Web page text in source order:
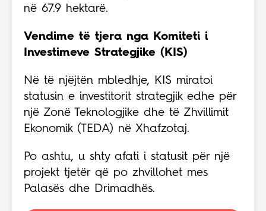
në 67.9 hektarë.
Vendime të tjera nga Komiteti i
Investimeve Strategjike (KIS)
Në të njëjtën mbledhje, KIS miratoi
statusin e investitorit strategjik edhe për
një Zonë Teknologjike dhe të Zhvillimit
Ekonomik (TEDA) në Xhafzotaj.
Po ashtu, u shty afati i statusit për një
projekt tjetër që po zhvillohet mes
Palasës dhe Drimadhës.